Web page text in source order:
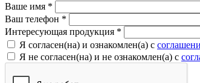
Ваше имя *
Ваш телефон *
Интересующая продукция *
Я согласен(на) и ознакомлен(a) с
Я не согласен(на) и не ознакомлен(a) с